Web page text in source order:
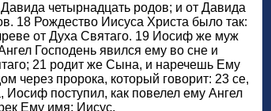
четырнадцать родов; и от Давида
18 Рождество Иисуса Христа было так:
от Духа Святаго. 19 Иосиф же муж
Господень явился ему во сне и
21 родит же Сына, и наречешь Ему
через пророка, который говорит: 23 се,
поступил, как повелел ему Ангел
Ему имя: Иисус.